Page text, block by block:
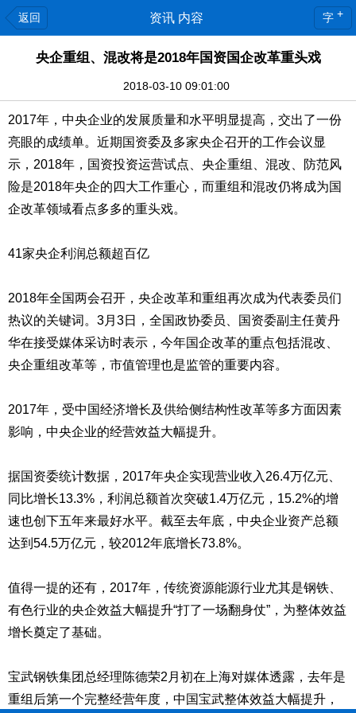
返回 资讯 内容 字 +
央企重组、混改将是2018年国资国企改革重头戏
2018-03-10 09:01:00
2017年，中央企业的发展质量和水平明显提高，交出了一份
亮眼的成绩单。近期国资委及多家央企召开的工作会议显
示，2018年，国资投资运营试点、央企重组、混改、防范风
险是2018年央企的四大工作重心，而重组和混改仍将成为国
企改革领域看点多多的重头戏。
41家央企利润总额超百亿
2018年全国两会召开，央企改革和重组再次成为代表委员们
热议的关键词。3月3日，全国政协委员、国资委副主任黄丹
华在接受媒体采访时表示，今年国企改革的重点包括混改、
央企重组改革等，市值管理也是监管的重要内容。
2017年，受中国经济增长及供给侧结构性改革等多方面因素
影响，中央企业的经营效益大幅提升。
据国资委统计数据，2017年央企实现营业收入26.4万亿元、
同比增长13.3%，利润总额首次突破1.4万亿元，15.2%的增
速也创下五年来最好水平。截至去年底，中央企业资产总额
达到54.5万亿元，较2012年底增长73.8%。
值得一提的还有，2017年，传统资源能源行业尤其是钢铁、
有色行业的央企效益大幅提升“打了一场翻身仗”，为整体效益
增长奠定了基础。
宝武钢铁集团总经理陈德荣2月初在上海对媒体透露，去年是
重组后第一个完整经营年度，中国宝武整体效益大幅提升，